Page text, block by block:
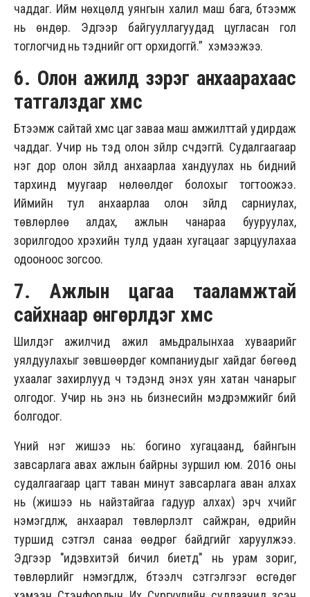
чаддаг. Ийм нөхцөлд уянгын халил маш бага, бүтээмж
нь өндөр. Эдгээр байгууллагуудад цугласан гол
тоглогчид нь тэднийг огт орхидоггүй.” хэмээжээ.
6. Олон ажилд зэрэг анхаарахаас
татгалздагхүмүүс
Бүтээмж сайтай хүмүүс цаг заваа маш амжилттай удирдаж
чаддаг. Учир нь тэд олон зүйлрүү үсчдэггүй. Судалгаагаар
нэг дор олон зүйлд анхаарлаа хандуулах нь бидний
тархинд муугаар нөлөөлдөг болохыг тогтоожээ.
Иймийн тул анхаарлаа олон зүйлд сарниулах,
төвлөрлөө алдах, ажлын чанараа бууруулах,
зорилгодоо хүрэхийн тулд удаан хугацааг зарцуулахаа
одооноос зогсоо.
7. Ажлын цагаа тааламжтай
сайхнаар өнгөрүүлдэг хүмүүс
Шилдэг ажилчид ажил амьдралынхаа хуваарийг
уялдуулахыг зөвшөөрдөг компаниудыг хайдаг бөгөөд
ухаалаг захирлууд ч тэдэнд энэхүү уян хатан чанарыг
олгодог. Учир нь энэ нь бизнесийн мэдрэмжийг бий
болгодог.
Үүний нэг жишээ нь: богино хугацаанд, байнгын
завсарлага авах ажлын байрны зуршил юм. 2016 оны
судалгаагаар цагт таван минут завсарлага аван алхах
нь (жишээ нь найзтайгаа гадуур алхах) эрч хүчийг
нэмэгдүүлж, анхаарал төвлөрүүлэлт сайжран, өдрийн
туршид сэтгэл санаа өөдрөг байдгийг харуулжээ.
Эдгээр "идэвхитэй бичил биетүүд" нь урам зориг,
төвлөрлийг нэмэгдүүлж, бүтээлч сэтгэлгээг өсгөдөг